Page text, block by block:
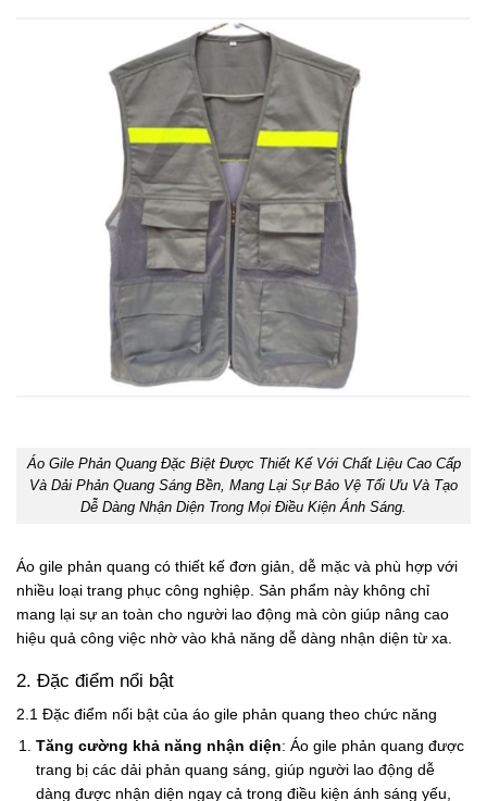
Áo Gile Phản Quang Đặc Biệt Được Thiết Kế Với Chất Liệu Cao Cấp
Và Dải Phản Quang Sáng Bền, Mang Lại Sự Bảo Vệ Tối Ưu Và Tạo
Dễ Dàng Nhận Diện Trong Mọi Điều Kiện Ánh Sáng.
Áo gile phản quang có thiết kế đơn giản, dễ mặc và phù hợp với
nhiều loại trang phục công nghiệp. Sản phẩm này không chỉ
mang lại sự an toàn cho người lao động mà còn giúp nâng cao
hiệu quả công việc nhờ vào khả năng dễ dàng nhận diện từ xa.
2. Đặc điểm nổi bật
2.1 Đặc điểm nổi bật của áo gile phản quang theo chức năng
Tăng cường khả năng nhận diện: Áo gile phản quang được
trang bị các dải phản quang sáng, giúp người lao động dễ
dàng được nhận diện ngay cả trong điều kiện ánh sáng yếu,